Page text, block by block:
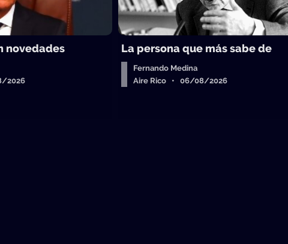
novedades
2026
La persona que más sabe de
Fernando Medina
Aire Rico • 06/08/2026